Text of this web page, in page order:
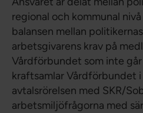
regional och kommunal
balansen mellan
arbetsgivarens krav på
Vårdförbundet som inte
kraftsamlar Vårdförbundet
avtalsrörelsen med SKR/
arbetsmiljöfrågorna med